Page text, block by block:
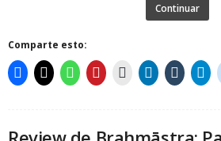
Continuar
Comparte esto: